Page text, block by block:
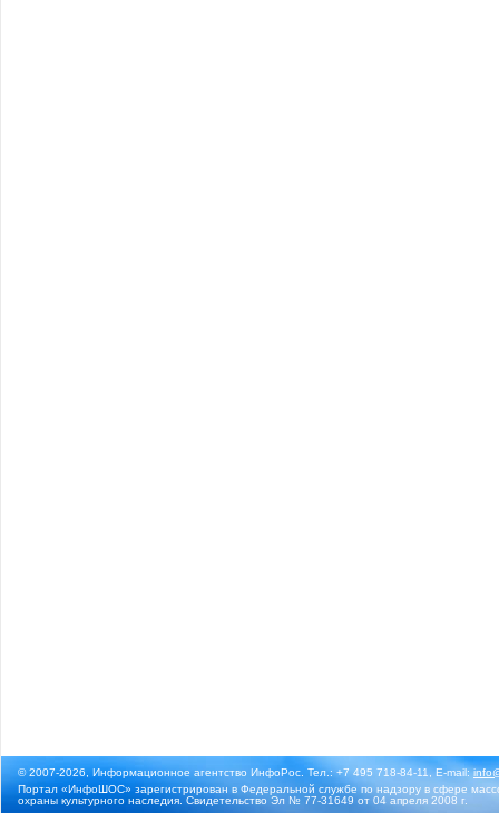
© 2007-2026, Информационное агентство ИнфоРос. Тел.: +7 495 718-84-11, E-mail:
Портал «ИнфоШОС» зарегистрирован в Федеральной службе по надзору в сфере
охраны культурного наследия. Свидетельство Эл № 77-31649 от 04 апреля 2008 г.